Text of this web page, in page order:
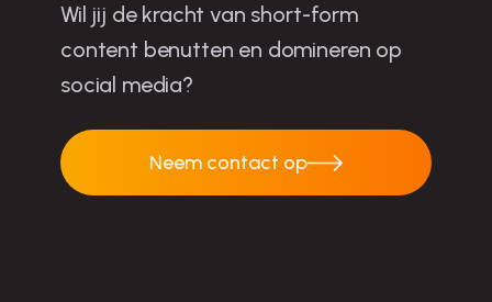
Wil jij de kracht van short-form
content benutten en domineren op
social media?
Neem contact op